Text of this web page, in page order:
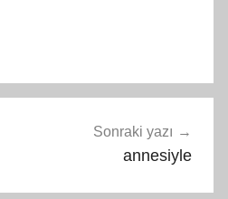
Sonraki yazı
annesiyle